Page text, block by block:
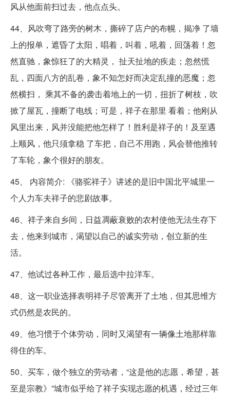
风从他面前扫过去，他点点头。
44、风吹弯了路旁的树木，撕碎了店户的布幌，揭净 了墙
上的报单，遮昏了太阳，唱着，叫着，吼着，回荡着！忽
然直驰，象惊狂了的大精灵， 扯天扯地的疾走；忽然慌
乱，四面八方的乱卷，象不知怎好而决定乱撞的恶魔；忽
然横扫， 乘其不备的袭击着地上的一切，扭折了树枝，吹
掀了屋瓦，撞断了电线；可是，祥子在那里 看着；他刚从
风里出来，风并没能把他怎样了！胜利是祥子的！及至遇
上顺风，他只须拿稳 了车把，自己不用跑，风会替他推转
了车轮，象个很好的朋友。
45、 内容简介: 《骆驼祥子》讲述的是旧中国北平城里一
个人力车夫祥子的悲剧故事。
46、祥子来自乡间，日益凋蔽衰败的农村使他无法生存下
去，他来到城市，渴望以自己的诚实劳动，创立新的生
活。
47、他试过各种工作，最后选中拉洋车。
48、这一职业选择表明祥子尽管离开了土地，但其思维方
式仍然是农民的。
49、他习惯于个体劳动，同时又渴望有一辆像土地那样靠
得住的车。
50、买车，做个独立的劳动者，“这是他的志愿，希望，甚
至是宗教》”城市似乎给了祥子实现志愿的机遇，经过三年